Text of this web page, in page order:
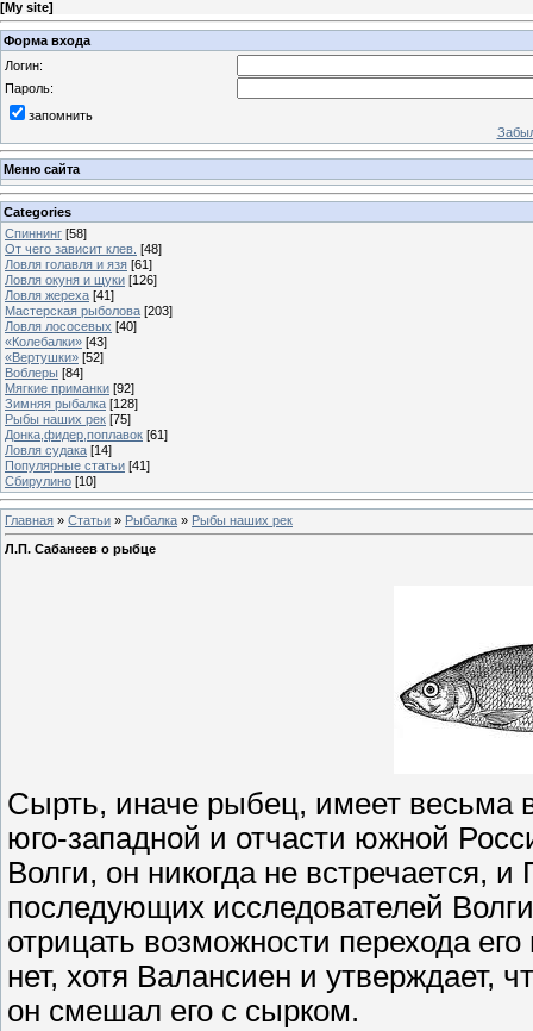
[My site]
Форма входа
Логин:
Пароль:
запомнить
Меню сайта
Categories
Спиннинг [58]
От чего зависит клев. [48]
Ловля голавля и язя [61]
Ловля окуня и щуки [126]
Ловля жереха [41]
Мастерская рыболова [203]
Ловля лососевых [40]
«Колебалки» [43]
«Вертушки» [52]
Воблеры [84]
Мягкие приманки [92]
Зимняя рыбалка [128]
Рыбы наших рек [75]
Донка,фидер,поплавок [61]
Ловля судака [14]
Популярные статьи [41]
Сбирулино [10]
Главная » Статьи » Рыбалка » Рыбы наших рек
Л.П. Сабанеев о рыбце
Сырть, иначе рыбец, имеет весьма
юго-западной и отчасти южной
Волги, он никогда не встречается,
последующих исследователей
отрицать возможности перехода
нет, хотя Валансиен и утверждает,
он смешал его с сырком.